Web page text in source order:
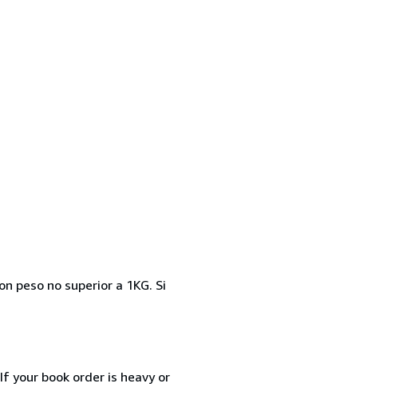
peso no superior a 1KG. Si
your book order is heavy or